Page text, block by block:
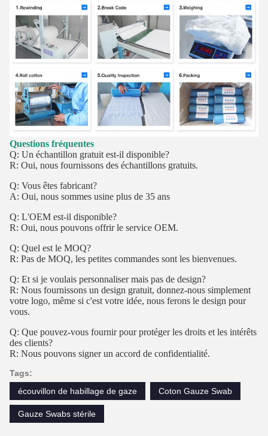
Questions fréquentes
Q: Un échantillon gratuit est-il disponible?
R: Oui, nous fournissons des échantillons gratuits.
Q: Vous êtes fabricant?
A: Oui, nous sommes usine plus de 35 ans
Q: L'OEM est-il disponible?
R: Oui, nous pouvons offrir le service OEM.
Q: Quel est le MOQ?
R: Pas de MOQ, les petites commandes sont les bienvenues.
Q: Et si je voulais personnaliser mais pas de design?
R: Nous fournissons un design gratuit, donnez-nous simplement
votre logo, même si c'est votre idée, nous ferons le design pour
vous.
Q: Que pouvez-vous fournir pour protéger les droits et les intérêts
des clients?
R: Nous pouvons signer un accord de confidentialité.
Tags:
écouvillon de habillage de gaze
Coton Gauze Swab
Gauze Swabs stérile